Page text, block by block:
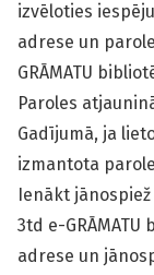
izvēloties
adrese un
GRĀMATU
Paroles
Gadījumā, ja
izmantota
Ienākt
3td e-
adrese un